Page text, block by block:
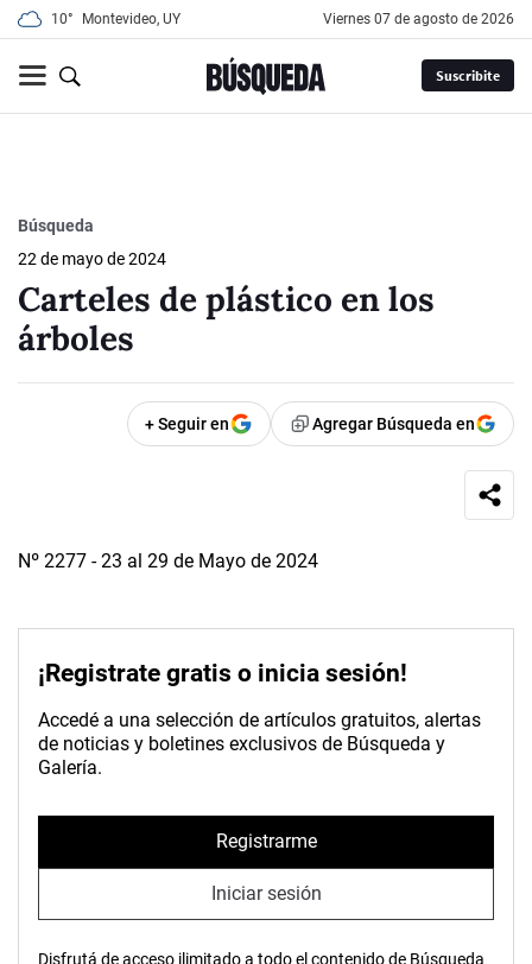
10° Montevideo, UY viernes 07 de agosto de 2026
Suscribite
Búsqueda
22 de mayo de 2024
Carteles de plástico en los
árboles
+ Seguir en Agregar Búsqueda en
Nº 2277 - 23 al 29 de Mayo de 2024
¡Registrate gratis o inicia sesión!
Accedé a una selección de artículos gratuitos, alertas
de noticias y boletines exclusivos de Búsqueda y
Galería.
Registrarme
Iniciar sesión
Disfrutá de acceso ilimitado a todo el contenido de Búsqueda